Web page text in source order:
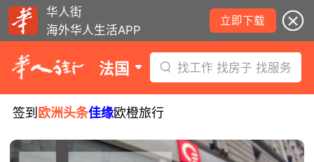
华人街
海外华人生活APP
立即下载
法国 找工作 找房子 找服务
签到 欧洲头条佳缘欧橙旅行